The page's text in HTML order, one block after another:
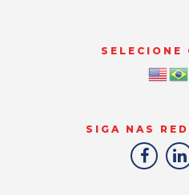
SELECIONE
SIGA NAS